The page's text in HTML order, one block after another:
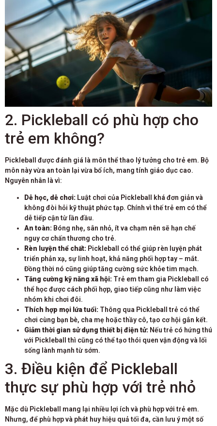
2. Pickleball có phù hợp cho
trẻ em không?
Pickleball được đánh giá là môn thể thao lý tưởng cho trẻ em. Bộ
môn này vừa an toàn lại vừa bổ ích, mang tính giáo dục cao.
Nguyên nhân là vì:
Dễ học, dễ chơi: Luật chơi của Pickleball khá đơn giản và
không đòi hỏi kỹ thuật phức tạp. Chính vì thế trẻ em có thể
dễ tiếp cận từ lần đầu.
An toàn: Bóng nhẹ, sân nhỏ, ít va chạm nên sẽ hạn chế
nguy cơ chấn thương cho trẻ.
Rèn luyện thể chất: Pickleball có thể giúp rèn luyện phát
triển phản xạ, sự linh hoạt, khả năng phối hợp tay – mắt.
Đồng thời nó cũng giúp tăng cường sức khỏe tim mạch.
Tăng cường kỹ năng xã hội: Trẻ em tham gia Pickleball có
thể học được cách phối hợp, giao tiếp cũng như làm việc
nhóm khi chơi đôi.
Thích hợp mọi lứa tuổi: Thông qua Pickleball trẻ có thể
chơi cùng bạn bè, cha mẹ hoặc thầy cô, tạo cơ hội gắn kết.
Giảm thời gian sử dụng thiết bị điện tử: Nếu trẻ có hứng thú
với Pickleball thì cũng có thể tạo thói quen vận động và lối
sống lành mạnh từ sớm.
3. Điều kiện để Pickleball
thực sự phù hợp với trẻ nhỏ
Mặc dù Pickleball mang lại nhiều lợi ích và phù hợp với trẻ em.
Nhưng, để phù hợp và phát huy hiệu quả tối đa, cần lưu ý một số